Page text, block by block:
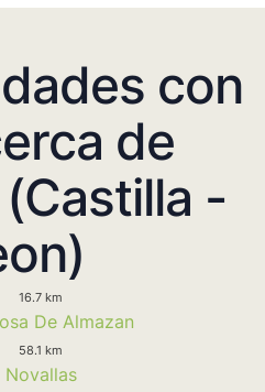
con
de
-
16.7 km
De Almazan
58.1 km
Novallas